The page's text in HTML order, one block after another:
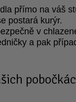
přímo na váš
postará kurýr.
v
a pak